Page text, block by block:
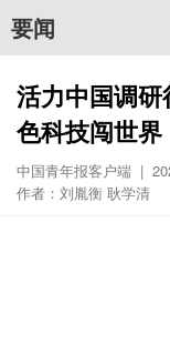
要闻
活力中国调
色科技闯世界
中国青年报客户端 |
作者：刘胤衡 耿学清